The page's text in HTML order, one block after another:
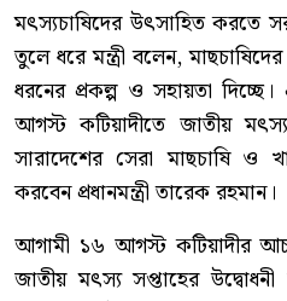
মৎস্যচাষিদের উৎসাহিত করতে
তুলে ধরে মন্ত্রী বলেন,
ধরনের প্রকল্প ও সহায়তা
আগস্ট কটিয়াদীতে জাতীয়
সারাদেশের সেরা মাছচাষি ও
করবেন প্রধানমন্ত্রী তারেক রহমান।
আগামী ১৬ আগস্ট কটিয়াদীর
জাতীয় মৎস্য সপ্তাহের